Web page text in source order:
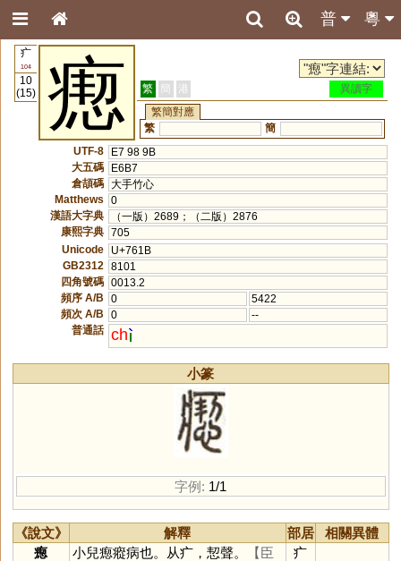
粵
普
疒
104
10
(15)
瘛 繁 簡 港
異讀字
繁簡對應
繁
簡
UTF-8
E7 98 9B
大五碼
E6B7
倉頡碼 大手竹心
Matthews
0
漢語大字典
（一版）2689；（二版）2876
康熙字典 705
Unicode
U+761B
GB2312
8101
四角號碼 0013.2
頻序 A/B
0
5422
頻次 A/B
0
--
普通話 ch
小篆
字例: 1/1
《說文》 解釋 部居
相關異體
瘛
小兒瘛瘲病也。从疒，恝聲。
【臣
疒